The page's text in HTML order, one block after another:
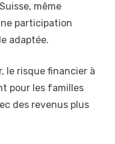
même
participation
adaptée.
le risque financier à
pour les familles
des revenus plus